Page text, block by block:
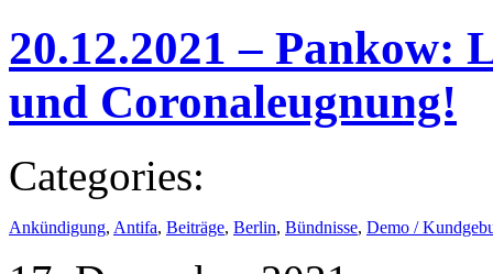
20.12.2021 – Pankow:
und Coronaleugnung!
Categories:
Ankündigung, Antifa, Beiträge, Berlin, Bündnisse, Demo /